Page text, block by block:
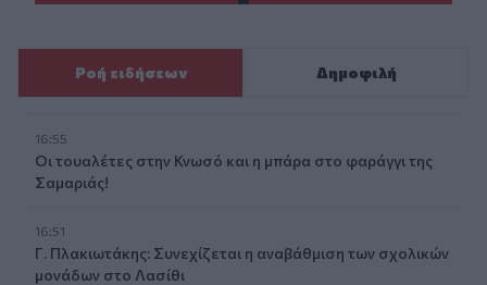
Ροή ειδήσεων Δημοφιλή
16:55
Οι τουαλέτες στην Κνωσό και η μπάρα στο φαράγγι της
Σαμαριάς!
16:51
Γ. Πλακιωτάκης: Συνεχίζεται η αναβάθμιση των σχολικών
μονάδων στο Λασίθι